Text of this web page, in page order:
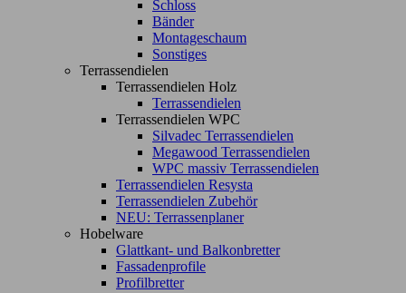
Schloss
Bänder
Montageschaum
Sonstiges
Terrassendielen
Terrassendielen Holz
Terrassendielen
Terrassendielen WPC
Silvadec Terrassendielen
Megawood Terrassendielen
WPC massiv Terrassendielen
Terrassendielen Resysta
Terrassendielen Zubehör
NEU: Terrassenplaner
Hobelware
Glattkant- und Balkonbretter
Fassadenprofile
Profilbretter